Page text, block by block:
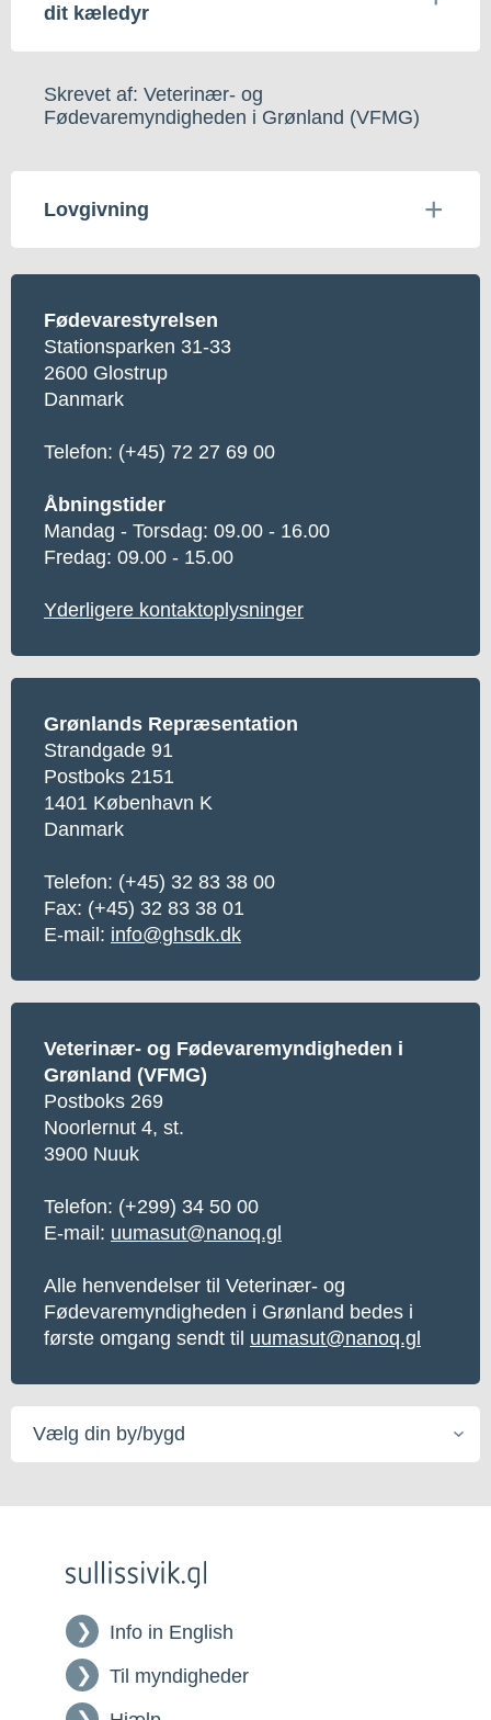
dit kæledyr
Skrevet af: Veterinær- og
Fødevaremyndigheden i Grønland (VFMG)
Lovgivning
Fødevarestyrelsen
Stationsparken 31-33
2600 Glostrup
Danmark
Telefon: (+45) 72 27 69 00
Åbningstider
Mandag - Torsdag: 09.00 - 16.00
Fredag: 09.00 - 15.00
Yderligere kontaktoplysninger
Grønlands Repræsentation
Strandgade 91
Postboks 2151
1401 København K
Danmark
Telefon: (+45) 32 83 38 00
Fax: (+45) 32 83 38 01
E-mail: info@ghsdk.dk
Veterinær- og Fødevaremyndigheden i
Grønland (VFMG)
Postboks 269
Noorlernut 4, st.
3900 Nuuk
Telefon: (+299) 34 50 00
E-mail: uumasut@nanoq.gl
Alle henvendelser til Veterinær- og
Fødevaremyndigheden i Grønland bedes i
første omgang sendt til uumasut@nanoq.gl
Vælg
din
by/bygd
Info in English
Til myndigheder